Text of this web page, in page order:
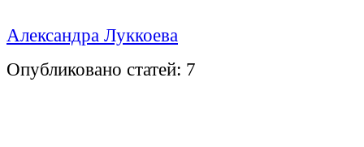
Александра Луккоева
Опубликовано статей: 7